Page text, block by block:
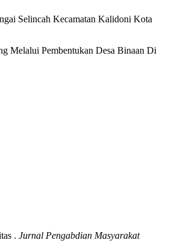
Selincah Kecamatan Kalidoni Kota
Melalui Pembentukan Desa Binaan Di
. Jurnal Pengabdian Masyarakat